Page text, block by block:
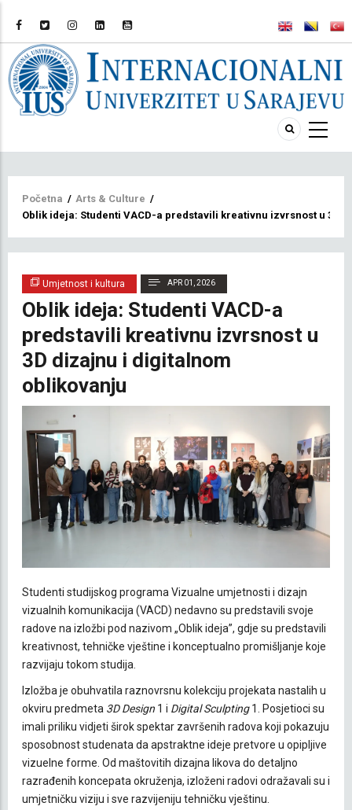
Breadcrumb
Početna / Arts & Culture /
Oblik ideja: Studenti VACD-a predstavili kreativnu izvrsnost u 3D
Umjetnost i kultura APR 01, 2026
Oblik ideja: Studenti VACD-a
predstavili kreativnu izvrsnost u
3D dizajnu i digitalnom
oblikovanju
Studenti studijskog programa Vizualne umjetnosti i dizajn
vizualnih komunikacija (VACD) nedavno su predstavili svoje
radove na izložbi pod nazivom „Oblik ideja”, gdje su predstavili
kreativnost, tehničke vještine i konceptualno promišljanje koje
razvijaju tokom studija.
Izložba je obuhvatila raznovrsnu kolekciju projekata nastalih u
okviru predmeta 3D Design 1 i Digital Sculpting1. Posjetioci su
imali priliku vidjeti širok spektar završenih radova koji pokazuju
sposobnost studenata da apstraktne ideje pretvore u opipljive
vizuelne forme. Od maštovitih dizajna likova do detaljno
razrađenih koncepata okruženja, izloženi radovi odražavali su i
umjetničku viziju i sve razvijeniju tehničku vještinu.